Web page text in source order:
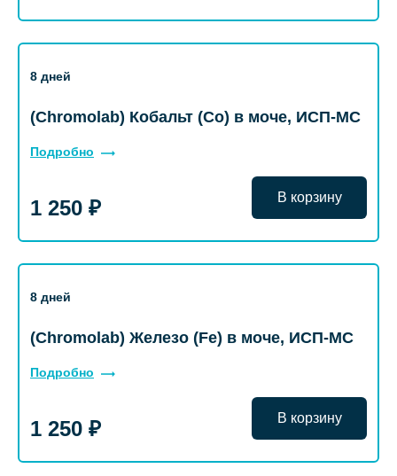
8 дней
(Chromolab) Кобальт (Co) в моче, ИСП-МС
Подробно
1 250 ₽ В корзину
8 дней
(Chromolab) Железо (Fe) в моче, ИСП-МС
Подробно
1 250 ₽ В корзину